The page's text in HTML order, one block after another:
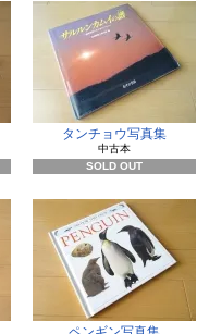
タンチョウ写真集
中古本
SOLD OUT